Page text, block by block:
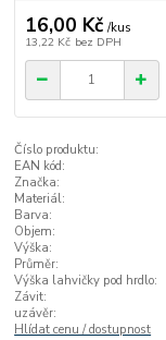
16,00 Kč /kus
13,22 Kč bez DPH
Číslo produktu:
EAN kód:
Značka:
Materiál:
Barva:
Objem:
Výška:
Průměr:
Výška lahvičky pod hrdlo:
Závit:
uzávěr:
Hlídat cenu / dostupnost